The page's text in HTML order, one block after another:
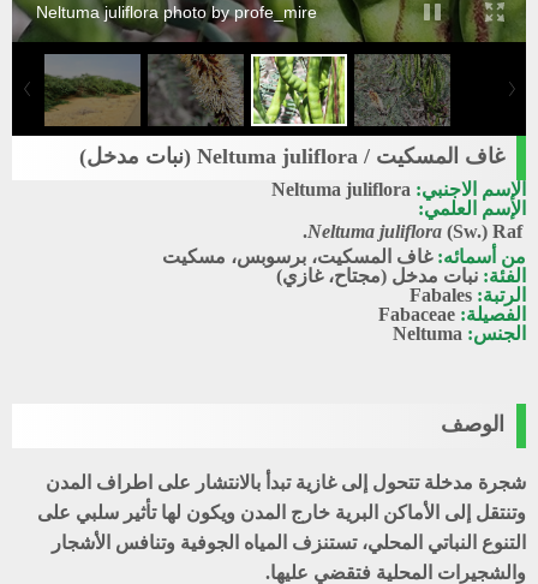
Neltuma juliflora photo by profe_mire
غاف المسكيت / Neltuma juliflora (نبات مدخل)
الإسم الاجنبي: Neltuma juliflora
الإسم العلمي:
Neltuma juliflora (Sw.) Raf.
من أسمائه:غاف المسكيت، برسوبس، مسكيت
الفئة: نبات مدخل (مجتاح، غازي)
الرتبة: Fabales
الفصيلة: Fabaceae
الجنس: Neltuma
الوصف
شجرة مدخلة تتحول إلى غازية تبدأ بالانتشار على اطراف المدن
وتنتقل إلى الأماكن البرية خارج المدن ويكون لها تأثير سلبي على
التنوع النباتي المحلي، تستنزف المياه الجوفية وتنافس الأشجار
والشجيرات المحلية فتقضي عليها.